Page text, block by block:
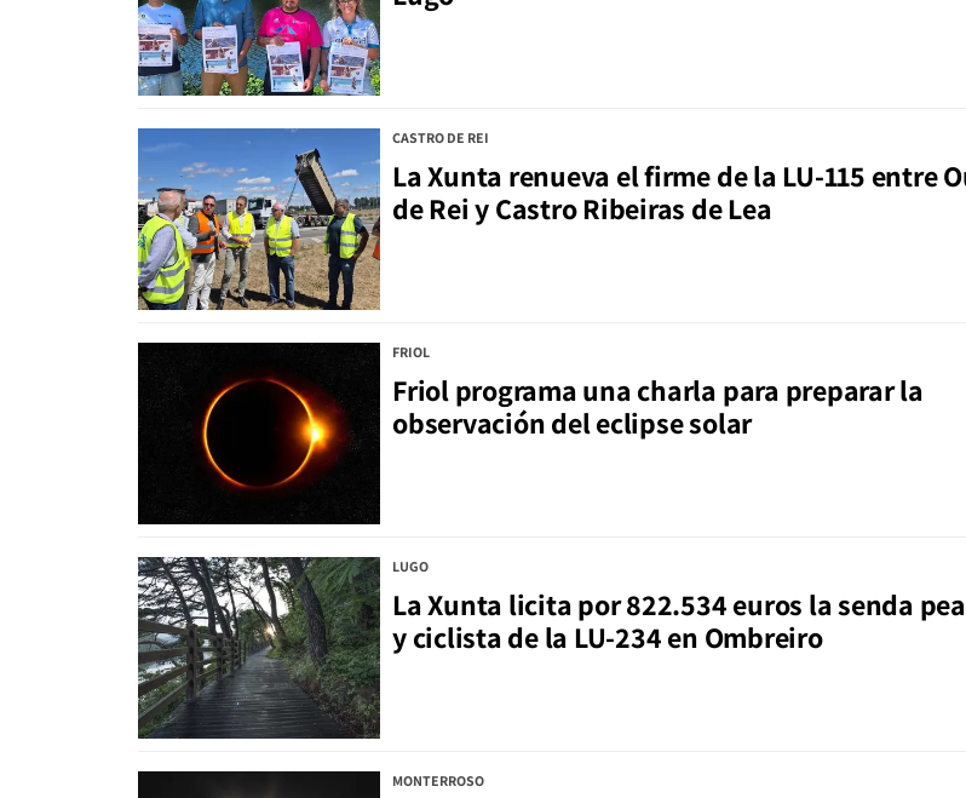
CASTRO DE REI
La Xunta renueva el firme de la LU-115 entre
de Rei y Castro Ribeiras de Lea
FRIOL
Friol programa una charla para preparar la
observación del eclipse solar
LUGO
La Xunta licita por 822.534 euros la senda
y ciclista de la LU-234 en Ombreiro
MONTERROSO